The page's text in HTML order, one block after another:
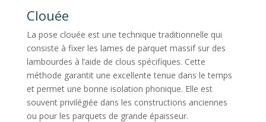
Clouée
La pose clouée est une technique traditionnelle qui
consiste à fixer les lames de parquet massif sur des
lambourdes à l’aide de clous spécifiques. Cette
méthode garantit une excellente tenue dans le temps
et permet une bonne isolation phonique. Elle est
souvent privilégiée dans les constructions anciennes
ou pour les parquets de grande épaisseur.